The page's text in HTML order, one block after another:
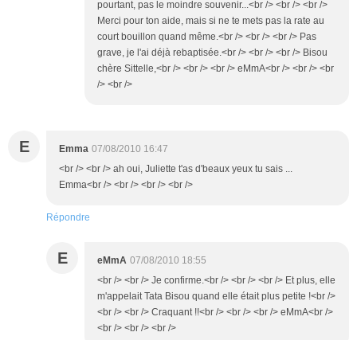
pourtant, pas le moindre souvenir...<br /> <br /> <br />
Merci pour ton aide, mais si ne te mets pas la rate au
court bouillon quand même.<br /> <br /> <br /> Pas
grave, je l'ai déjà rebaptisée.<br /> <br /> <br /> Bisou
chère Sittelle,<br /> <br /> <br /> eMmA<br /> <br /> <br
/> <br />
E Emma 07/08/2010 16:47
<br /> <br /> ah oui, Juliette t'as d'beaux yeux tu sais ...
Emma<br /> <br /> <br /> <br />
Répondre
E eMmA 07/08/2010 18:55
<br /> <br /> Je confirme.<br /> <br /> <br /> Et plus, elle
m'appelait Tata Bisou quand elle était plus petite !<br />
<br /> <br /> Craquant !!<br /> <br /> <br /> eMmA<br />
<br /> <br /> <br />